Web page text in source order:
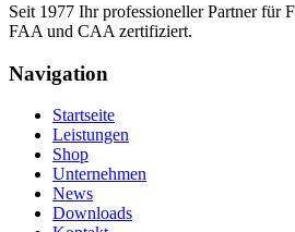
Seit 1977 Ihr professioneller Partner für
FAA und CAA zertifiziert.
Navigation
Startseite
Leistungen
Shop
Unternehmen
News
Downloads